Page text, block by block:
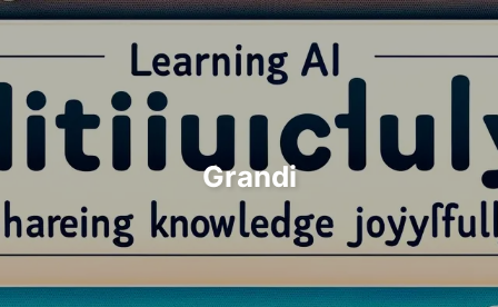
Ricerca Home Archivi Tag Categorie
Link Informazioni 🇮🇹 Italiano
Grandi